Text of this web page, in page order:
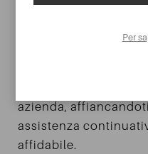
azienda,
assistenza
affidabile.
Per